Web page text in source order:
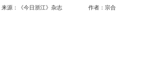
来源：《今日浙江》杂志 作者：宗合